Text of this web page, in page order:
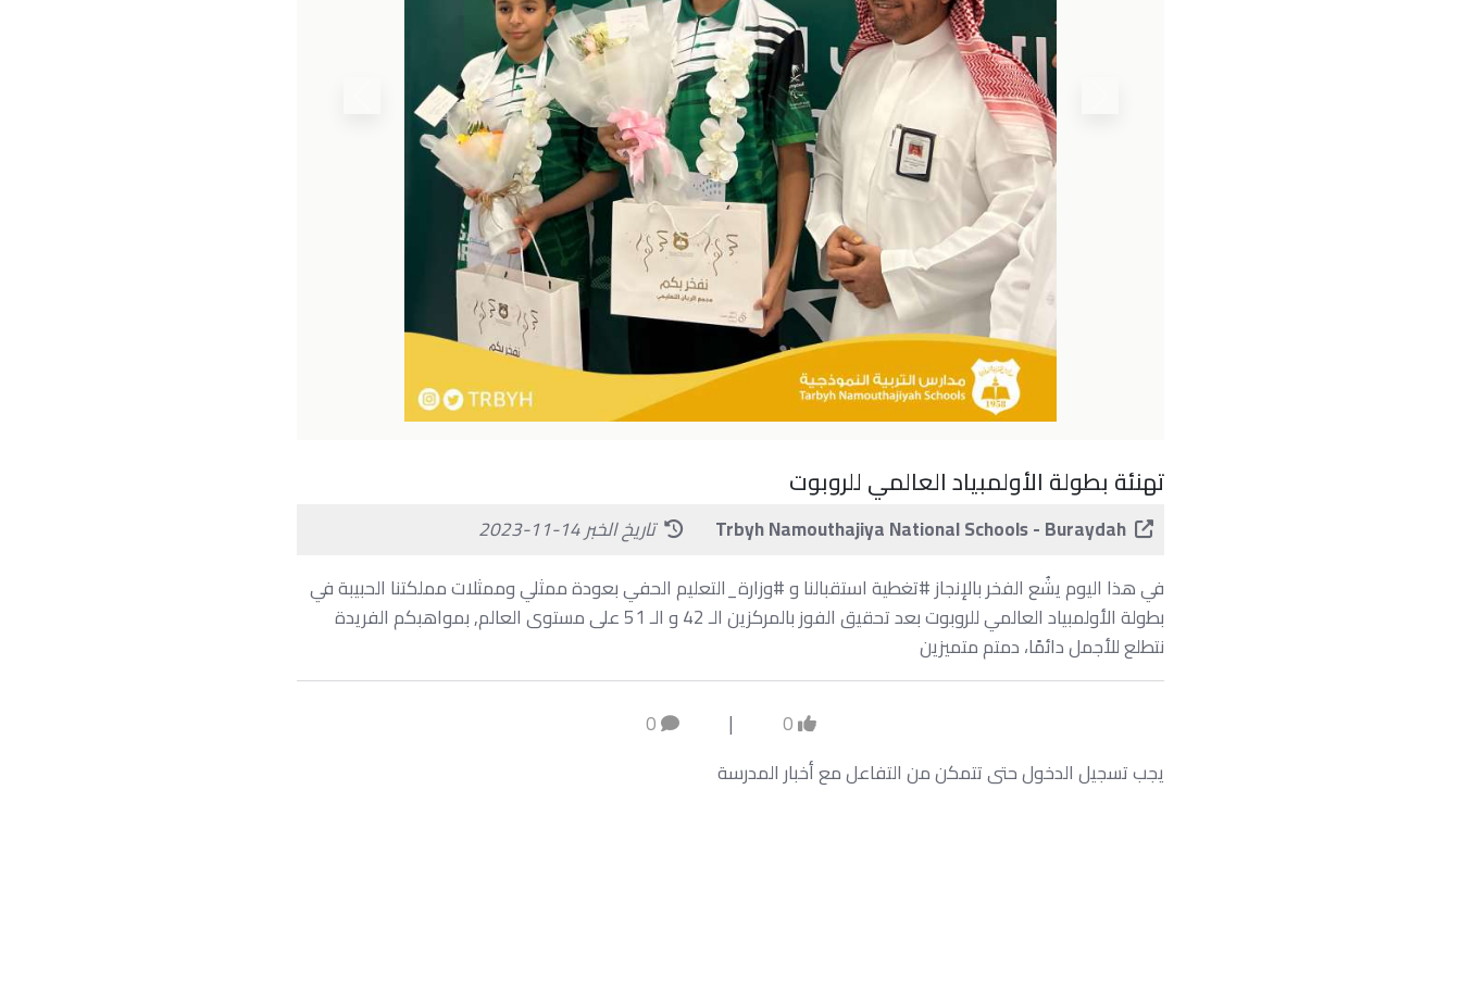
تهنئة بطولة الأولمبياد العالمي للروبوت
Trbyh Namouthajiya National Schools - Buraydah
تاريخ الخبر 14-11-2023
في هذا اليوم يشُع الفخر بالإنجاز #تغطية استقبالنا و #وزارة_التعليم الحفي بعودة ممثلي وممثلات مملكتنا الحبيبة في
بطولة الأولمبياد العالمي للروبوت بعد تحقيق الفوز بالمركزين الـ 42 و الـ 51 على مستوى العالم, بمواهبكم الفريدة
نتطلع للأجمل دائمًا، دمتم متميزين
0
|
0
يجب تسجيل الدخول حتى تتمكن من التفاعل مع أخبار المدرسة